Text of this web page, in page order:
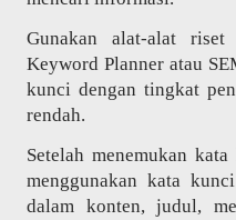
Gunakan alat-alat
Keyword Planner atau
kunci dengan tingkat
rendah.
Setelah menemukan
menggunakan kata
dalam konten, judul,